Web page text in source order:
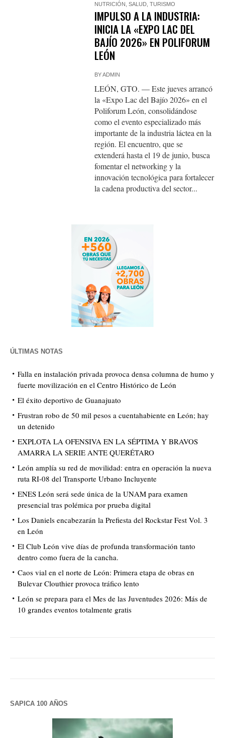
NUTRICIÓN ,SALUD ,TURISMO
IMPULSO A LA INDUSTRIA:
INICIA LA «EXPO LAC DEL
BAJÍO 2026» EN POLIFORUM
LEÓN
BYADMIN
LEÓN, GTO. — Este jueves arrancó
la «Expo Lac del Bajío 2026» en el
Poliforum León, consolidándose
como el evento especializado más
importante de la industria láctea en la
región. El encuentro, que se
extenderá hasta el 19 de junio, busca
fomentar el networking y la
innovación tecnológica para fortalecer
la cadena productiva del sector...
ÚLTIMAS NOTAS
Falla en instalación privada provoca densa columna de humo y
fuerte movilización en el Centro Histórico de León
El éxito deportivo de Guanajuato
Frustran robo de 50 mil pesos a cuentahabiente en León; hay
un detenido
EXPLOTA LA OFENSIVA EN LA SÉPTIMA Y BRAVOS
AMARRA LA SERIE ANTE QUERÉTARO
León amplía su red de movilidad: entra en operación la nueva
ruta RI-08 del Transporte Urbano Incluyente
ENES León será sede única de la UNAM para examen
presencial tras polémica por prueba digital
Los Daniels encabezarán la Prefiesta del Rockstar Fest Vol. 3
en León
El Club León vive días de profunda transformación tanto
dentro como fuera de la cancha.
Caos vial en el norte de León: Primera etapa de obras en
Bulevar Clouthier provoca tráfico lento
León se prepara para el Mes de las Juventudes 2026: Más de
10 grandes eventos totalmente gratis
SAPICA 100 AÑOS